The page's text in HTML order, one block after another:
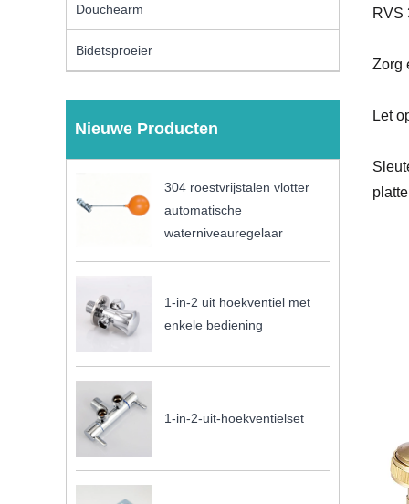
Douchearm
Bidetsproeier
Nieuwe Producten
304 roestvrijstalen vlotter
automatische
waterniveauregelaar
1-in-2 uit hoekventiel met
enkele bediening
1-in-2-uit-hoekventielset
RVS
Zorg
Let